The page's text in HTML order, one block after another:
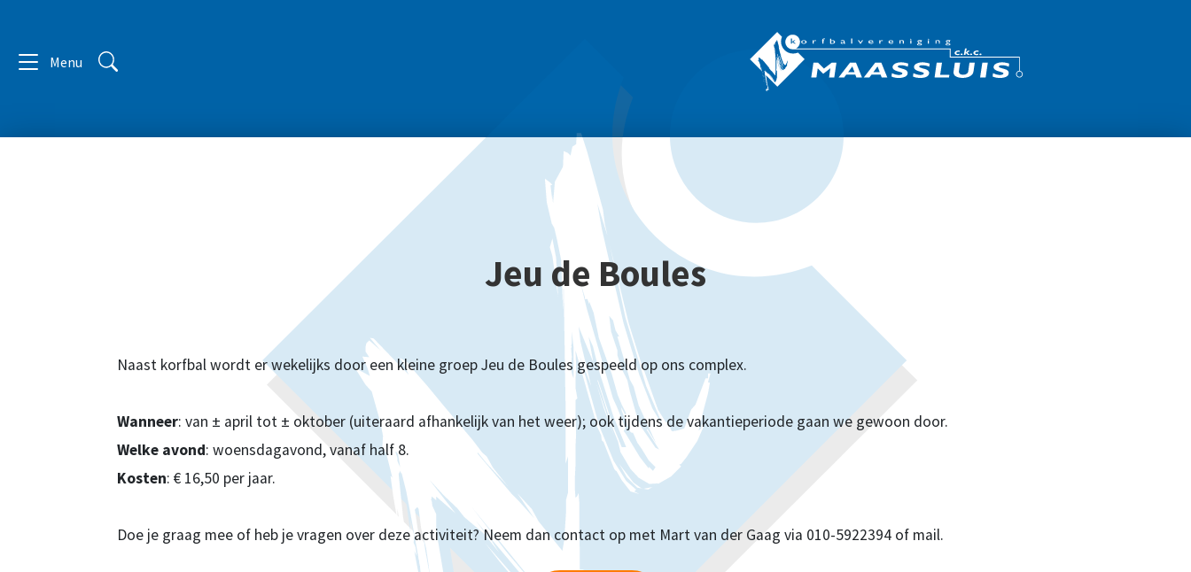
Menu
Jeu de Boules
Naast korfbal wordt er wekelijks door een kleine groep Jeu de Boules gespeeld op ons complex.
Wanneer: van ± april tot ± oktober (uiteraard afhankelijk van het weer); ook tijdens de vakantieperiode gaan we gewoon door.
Welke avond: woensdagavond, vanaf half 8.
Kosten: € 16,50 per jaar.
Doe je graag mee of heb je vragen over deze activiteit? Neem dan contact op met Mart van der Gaag via 010-5922394 of mail.